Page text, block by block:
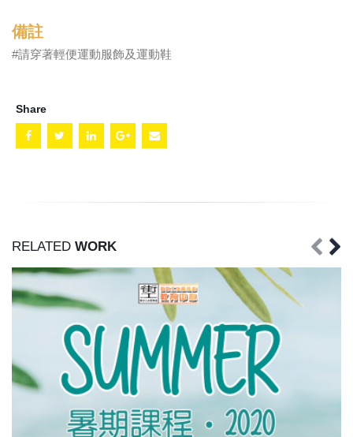
備註
#請穿著輕便運動服飾及運動鞋
Share
RELATED WORK